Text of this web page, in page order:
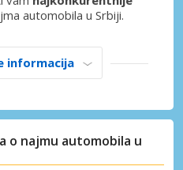
automobila u Srbiji.
informacija
o najmu automobila u